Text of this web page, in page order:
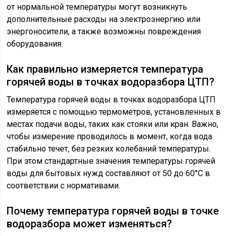
от нормальной температуры могут возникнуть
дополнительные расходы на электроэнергию или
энергоносители, а также возможны повреждения
оборудования.
Как правильно измеряется температура
горячей воды в точках водоразбора ЦТП?
Температура горячей воды в точках водоразбора ЦТП
измеряется с помощью термометров, установленных в
местах подачи воды, таких как стояки или кран. Важно,
чтобы измерение проводилось в момент, когда вода
стабильно течет, без резких колебаний температуры.
При этом стандартные значения температуры горячей
воды для бытовых нужд составляют от 50 до 60°C в
соответствии с нормативами.
Почему температура горячей воды в точке
водоразбора может изменяться?